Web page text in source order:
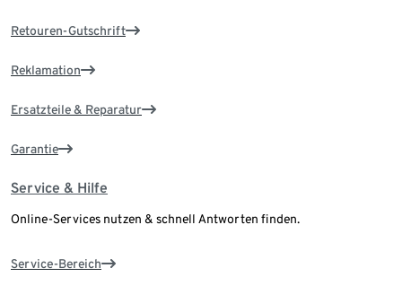
Retouren-Gutschrift
Reklamation
Ersatzteile & Reparatur
Garantie
Service & Hilfe
Online-Services nutzen & schnell Antworten finden.
Service-Bereich